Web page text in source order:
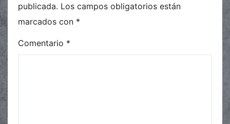
publicada. Los campos obligatorios están
marcados con *
Comentario *